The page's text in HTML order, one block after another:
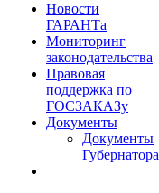
Новости
ГАРАНТа
Мониторинг
законодательства
Правовая
поддержка по
ГОСЗАКАЗу
Документы
Документы
Губернатора